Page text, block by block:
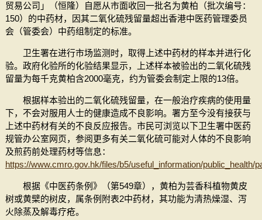
贸易公司」（恒隆）自愿从市面收回一批名为黄柏（批次编号：
150）的中药材，因其二氧化硫残留量超出香港中医药管理委员
会（管委会）中药组制定的标准。
卫生署在进行市场监测时，取得上述中药材的样本并进行化
验。政府化验所的化验结果显示，上述样本被验出的二氧化硫残
留量为每千克黄柏含2000毫克，约为管委会制定上限的13倍。
根据样本验出的二氧化硫残留量，在一般治疗疾病的使用量
下，不会对服用人士的健康造成不良影响。署方至今没有接获与
上述中药材有关的不良反应报告。市民可浏览以下卫生署中医药
规管办公室网页，参阅更多有关二氧化硫可能对人体的不良影响
及煎药前处理药材等信息：
https://www.cmro.gov.hk/files/b5/useful_information/public_health/
根据《中医药条例》（第549章），黄柏为芸香科植物黄皮
树或黄檗的树皮，属条例附表2中药材，其功能为清热燥湿、泻
火除蒸及解毒疗疮。